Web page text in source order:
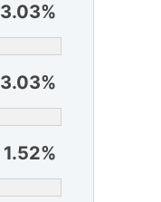
3.03%
3.03%
1.52%